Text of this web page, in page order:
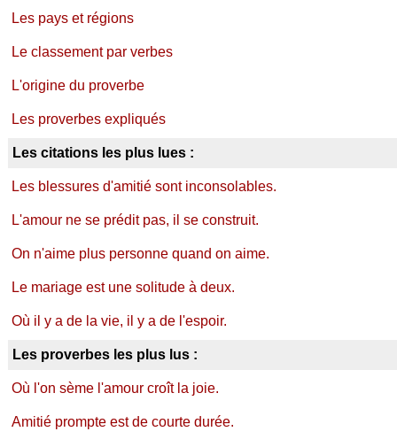
Les pays et régions
Le classement par verbes
L'origine du proverbe
Les proverbes expliqués
Les citations les plus lues :
Les blessures d'amitié sont inconsolables.
L'amour ne se prédit pas, il se construit.
On n'aime plus personne quand on aime.
Le mariage est une solitude à deux.
Où il y a de la vie, il y a de l'espoir.
Les proverbes les plus lus :
Où l'on sème l'amour croît la joie.
Amitié prompte est de courte durée.